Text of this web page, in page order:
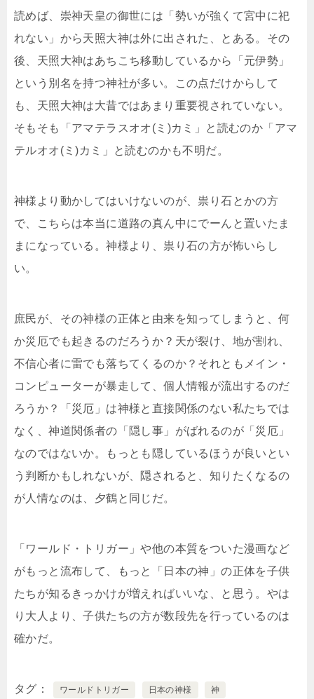
読めば、崇神天皇の御世には「勢いが強くて宮中に祀
れない」から天照大神は外に出された、とある。その
後、天照大神はあちこち移動しているから「元伊勢」
という別名を持つ神社が多い。この点だけからして
も、天照大神は大昔ではあまり重要視されていない。
そもそも「アマテラスオオ(ミ)カミ」と読むのか「アマ
テルオオ(ミ)カミ」と読むのかも不明だ。
神様より動かしてはいけないのが、祟り石とかの方
で、こちらは本当に道路の真ん中にでーんと置いたま
まになっている。神様より、祟り石の方が怖いらし
い。
庶民が、その神様の正体と由来を知ってしまうと、何
か災厄でも起きるのだろうか？天が裂け、地が割れ、
不信心者に雷でも落ちてくるのか？それともメイン・
コンピューターが暴走して、個人情報が流出するのだ
ろうか？「災厄」は神様と直接関係のない私たちでは
なく、神道関係者の「隠し事」がばれるのが「災厄」
なのではないか。もっとも隠しているほうが良いとい
う判断かもしれないが、隠されると、知りたくなるの
が人情なのは、夕鶴と同じだ。
「ワールド・トリガー」や他の本質をついた漫画など
がもっと流布して、もっと「日本の神」の正体を子供
たちが知るきっかけが増えればいいな、と思う。やは
り大人より、子供たちの方が数段先を行っているのは
確かだ。
タグ ワールドトリガー 日本の神様 神